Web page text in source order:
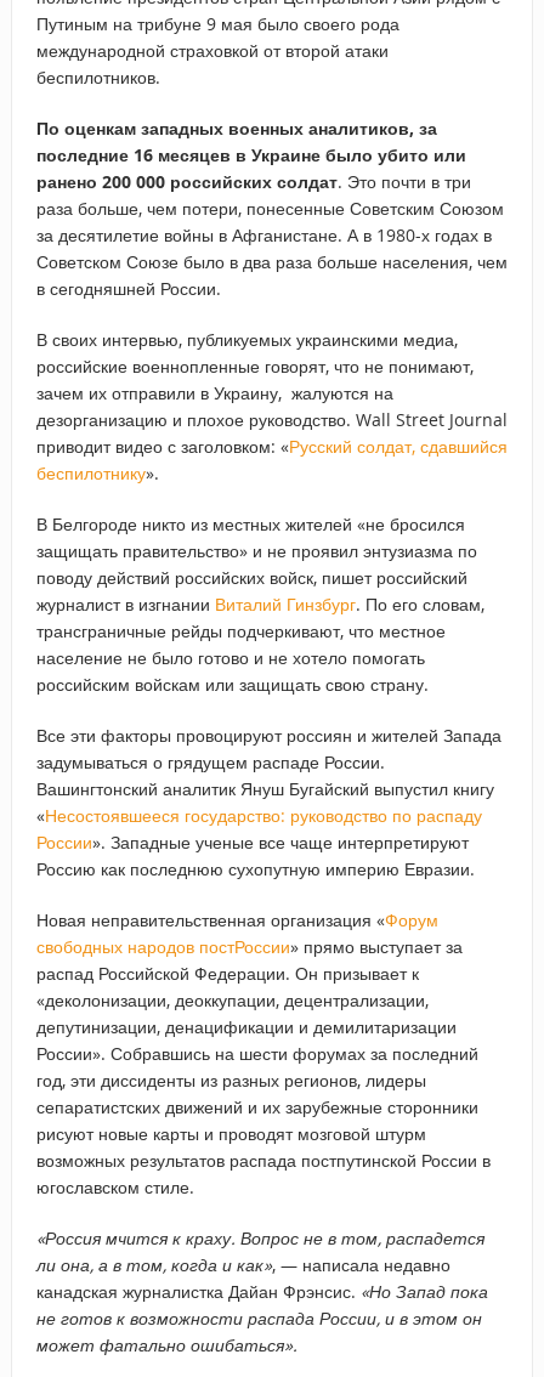
Путиным на трибуне 9 мая было своего рода
международной страховкой от второй атаки
беспилотников.
По оценкам западных военных аналитиков, за
последние 16 месяцев в Украине было убито или
ранено 200 000 российских солдат. Это почти в три
раза больше, чем потери, понесенные Советским Союзом
за десятилетие войны в Афганистане. А в 1980-х годах в
Советском Союзе было в два раза больше населения, чем
в сегодняшней России.
В своих интервью, публикуемых украинскими медиа,
российские военнопленные говорят, что не понимают,
зачем их отправили в Украину, жалуются на
дезорганизацию и плохое руководство. Wall Street Journal
приводит видео с заголовком: «Русский солдат, сдавшийся
беспилотнику».
В Белгороде никто из местных жителей «не бросился
защищать правительство» и не проявил энтузиазма по
поводу действий российских войск, пишет российский
журналист в изгнании Виталий Гинзбург. По его словам,
трансграничные рейды подчеркивают, что местное
население не было готово и не хотело помогать
российским войскам или защищать свою страну.
Все эти факторы провоцируют россиян и жителей Запада
задумываться о грядущем распаде России.
Вашингтонский аналитик Януш Бугайский выпустил книгу
«Несостоявшееся государство: руководство по распаду
России». Западные ученые все чаще интерпретируют
Россию как последнюю сухопутную империю Евразии.
Новая неправительственная организация «Форум
свободных народов постРоссии» прямо выступает за
распад Российской Федерации. Он призывает к
«деколонизации, деоккупации, децентрализации,
депутинизации, денацификации и демилитаризации
России». Собравшись на шести форумах за последний
год, эти диссиденты из разных регионов, лидеры
сепаратистских движений и их зарубежные сторонники
рисуют новые карты и проводят мозговой штурм
возможных результатов распада постпутинской России в
югославском стиле.
«Россия мчится к краху. Вопрос не в том, распадется
ли она, а в том, когда и как», — написала недавно
канадская журналистка Дайан Фрэнсис. «Но Запад пока
не готов к возможности распада России, и в этом он
может фатально ошибаться».